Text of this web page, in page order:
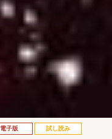
電子版 試し読み